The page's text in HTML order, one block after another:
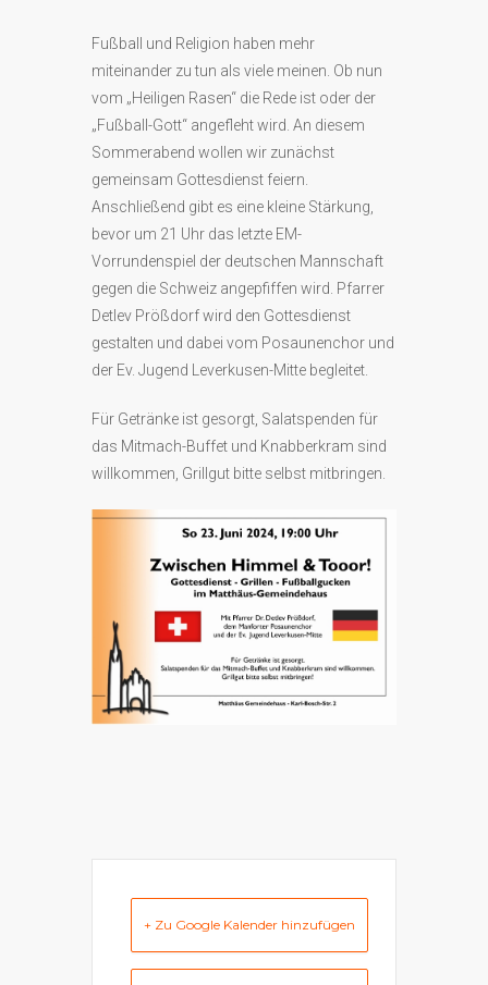
Fußball und Religion haben mehr
miteinander zu tun als viele meinen. Ob nun
vom „Heiligen Rasen“ die Rede ist oder der
„Fußball-Gott“ angefleht wird. An diesem
Sommerabend wollen wir zunächst
gemeinsam Gottesdienst feiern.
Anschließend gibt es eine kleine Stärkung,
bevor um 21 Uhr das letzte EM-
Vorrundenspiel der deutschen Mannschaft
gegen die Schweiz angepfiffen wird. Pfarrer
Detlev Prößdorf wird den Gottesdienst
gestalten und dabei vom Posaunenchor und
der Ev. Jugend Leverkusen-Mitte begleitet.
Für Getränke ist gesorgt, Salatspenden für
das Mitmach-Buffet und Knabberkram sind
willkommen, Grillgut bitte selbst mitbringen.
+ Zu Google Kalender hinzufügen